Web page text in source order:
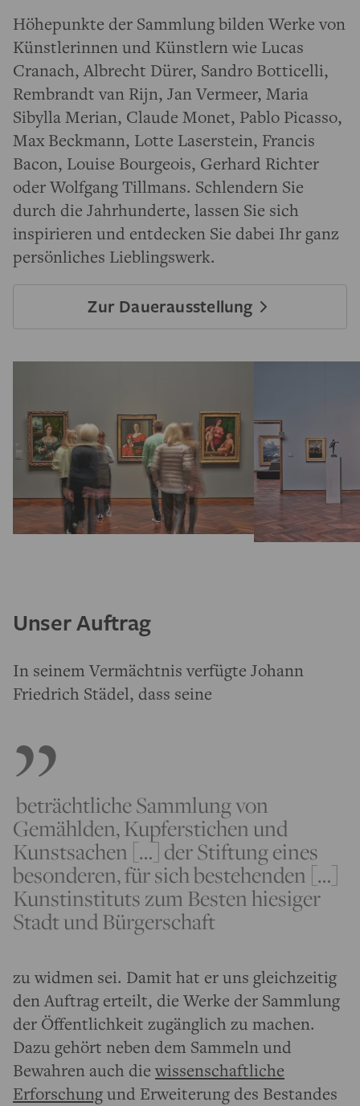
Höhepunkte der Sammlung bilden Werke von
Künstlerinnen und Künstlern wie Lucas
Cranach, Albrecht Dürer, Sandro Botticelli,
Rembrandt van Rijn, Jan Vermeer, Maria
Sibylla Merian, Claude Monet, Pablo Picasso,
Max Beckmann, Lotte Laserstein, Francis
Bacon, Louise Bourgeois, Gerhard Richter
oder Wolfgang Tillmans. Schlendern Sie
durch die Jahrhunderte, lassen Sie sich
inspirieren und entdecken Sie dabei Ihr ganz
persönliches Lieblingswerk.
Zur Dauerausstellung
Unser Auftrag
In seinem Vermächtnis verfügte Johann
Friedrich Städel, dass seine
beträchtliche Sammlung von
Gemählden, Kupferstichen und
Kunstsachen […] der Stiftung eines
besonderen, für sich bestehenden […]
Kunstinstituts zum Besten hiesiger
Stadt und Bürgerschaft
zu widmen sei. Damit hat er uns gleichzeitig
den Auftrag erteilt, die Werke der Sammlung
der Öffentlichkeit zugänglich zu machen.
Dazu gehört neben dem Sammeln und
Bewahren auch die wissenschaftliche
Erforschungund Erweiterung des Bestandes